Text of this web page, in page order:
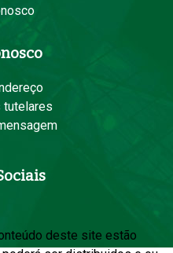
tutelares
deste site estão